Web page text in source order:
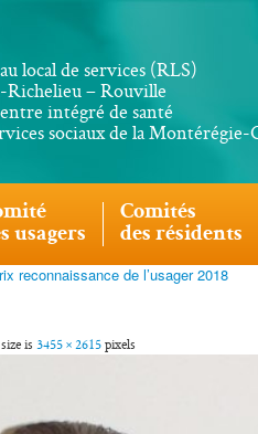
local de services (RLS)
Richelieu – Rouville
intégré de santé
sociaux de la
usagers
Comités
des résidents
reconnaissance de l’usager 2018
is 3455 × 2615 pixels